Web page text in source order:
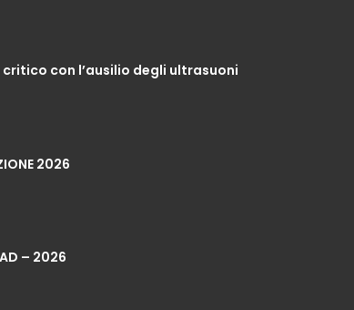
con l’ausilio degli ultrasuoni
2026
– 2026